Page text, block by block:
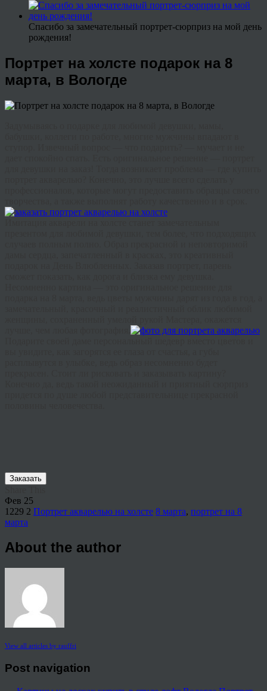
Спасибо за замечательный портрет-сюрприз на мой день
рождения!
Портрет на холсте подарок на 8
марта, в Вологде
Заказать
Фев 25
1229 2 Портрет акварелью на холсте 8 марта, портрет на 8
марта
About the author
View all articles by rauffri
Post navigation